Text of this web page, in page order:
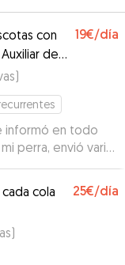
con
de
19€/día
)
informó en todo
perra, envió varias
con ella y
vez que me puse
con ella para su
en ella 😊
cola
25€/día
)